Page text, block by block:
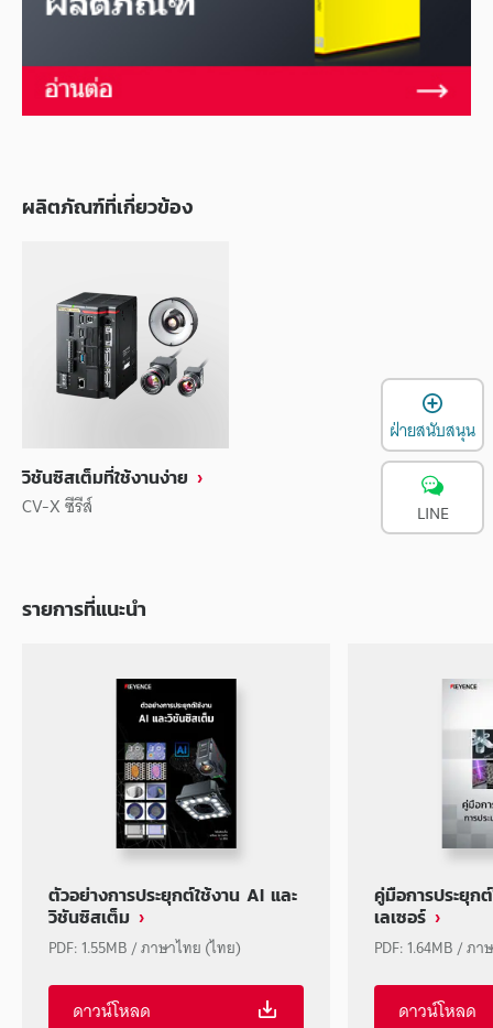
ผลิตภัณฑ์ที่เกี่ยวข้อง
วิชันซิสเต็มที่ใช้งานง่าย
CV-X ซีรีส์
รายการที่แนะนำ
ตัวอย่างการประยุกต์ใช้งาน AI และ
วิชันซิสเต็ม
PDF: 1.55MB / ภาษาไทย (ไทย)
ดาวน์โหลด
คู่มือการประยุก
เลเซอร์
PDF: 1.64MB / ภ
ดาวน์โหลด
ฝ่ายสนับสนุน
LINE